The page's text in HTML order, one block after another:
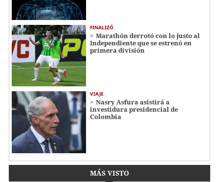
FINALIZÓ
Marathón derrotó con lo justo al
Independiente que se estrenó en
primera división
VIAJE
Nasry Asfura asistirá a
investidura presidencial de
Colombia
MÁS VISTO